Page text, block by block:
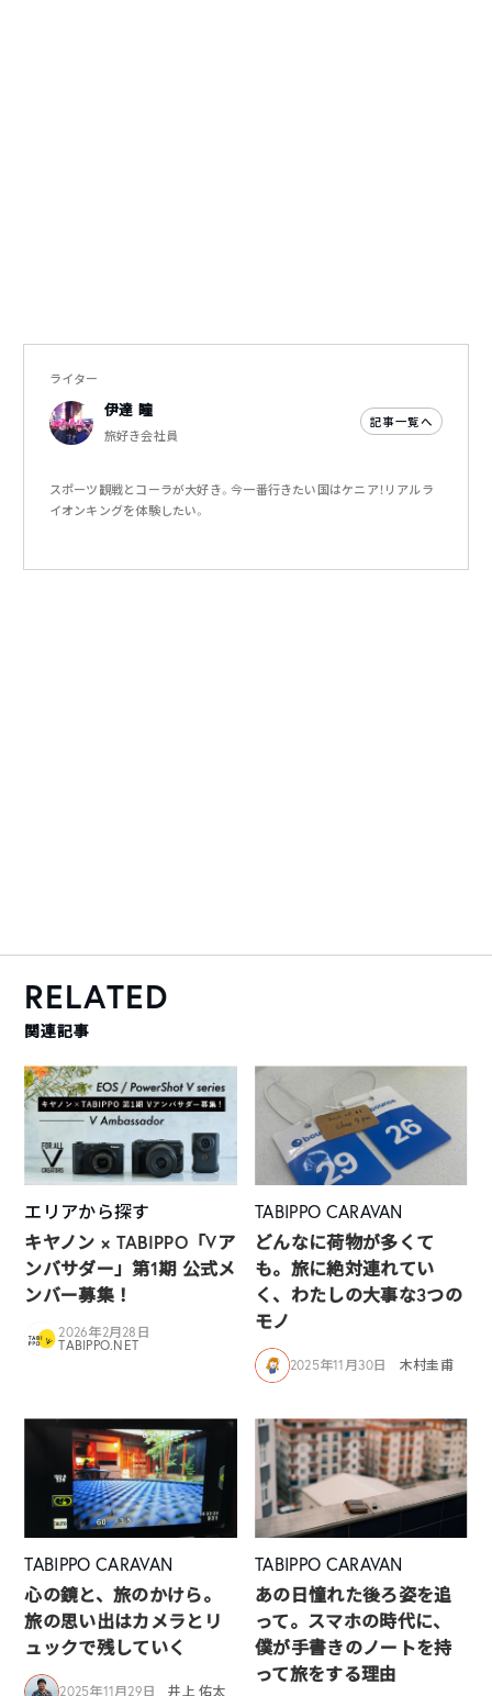
ライター
伊達 瞳
旅好き会社員
記事一覧へ
スポーツ観戦とコーラが大好き。今一番行きたい国はケニア！リアルラ
イオンキングを体験したい。
RELATED
関連記事
エリアから探す
キヤノン × TABIPPO「Vア
ンバサダー」第1期 公式メ
ンバー募集！
2026年2月28日
TABIPPO.NET
TABIPPO CARAVAN
どんなに荷物が多くて
も。旅に絶対連れてい
く、わたしの大事な3つの
モノ
2025年11月30日 木村圭甫
TABIPPO CARAVAN
心の鏡と、旅のかけら。
旅の思い出はカメラとリ
ュックで残していく
2025年11月29日 井上 佑太
TABIPPO CARAVAN
あの日憧れた後ろ姿を追
って。スマホの時代に、
僕が手書きのノートを持
って旅をする理由